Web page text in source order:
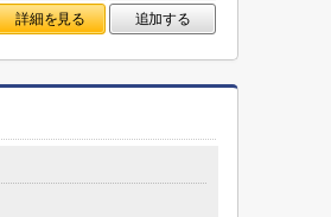
詳細を見る 追加する